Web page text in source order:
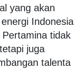
yang akan
Indonesia
tidak
juga
talenta